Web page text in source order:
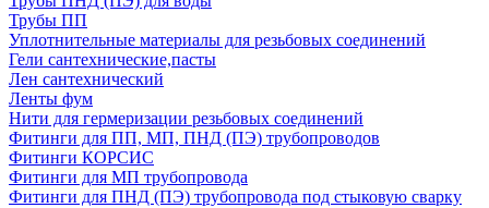
Трубы ПП
Уплотнительные материалы для резьбовых соединений
Гели сантехнические,пасты
Лен сантехнический
Ленты фум
Нити для гермеризации резьбовых соединений
Фитинги для ПП, МП, ПНД (ПЭ) трубопроводов
Фитинги КОРСИС
Фитинги для МП трубопровода
Фитинги для ПНД (ПЭ) трубопровода под стыковую сварку